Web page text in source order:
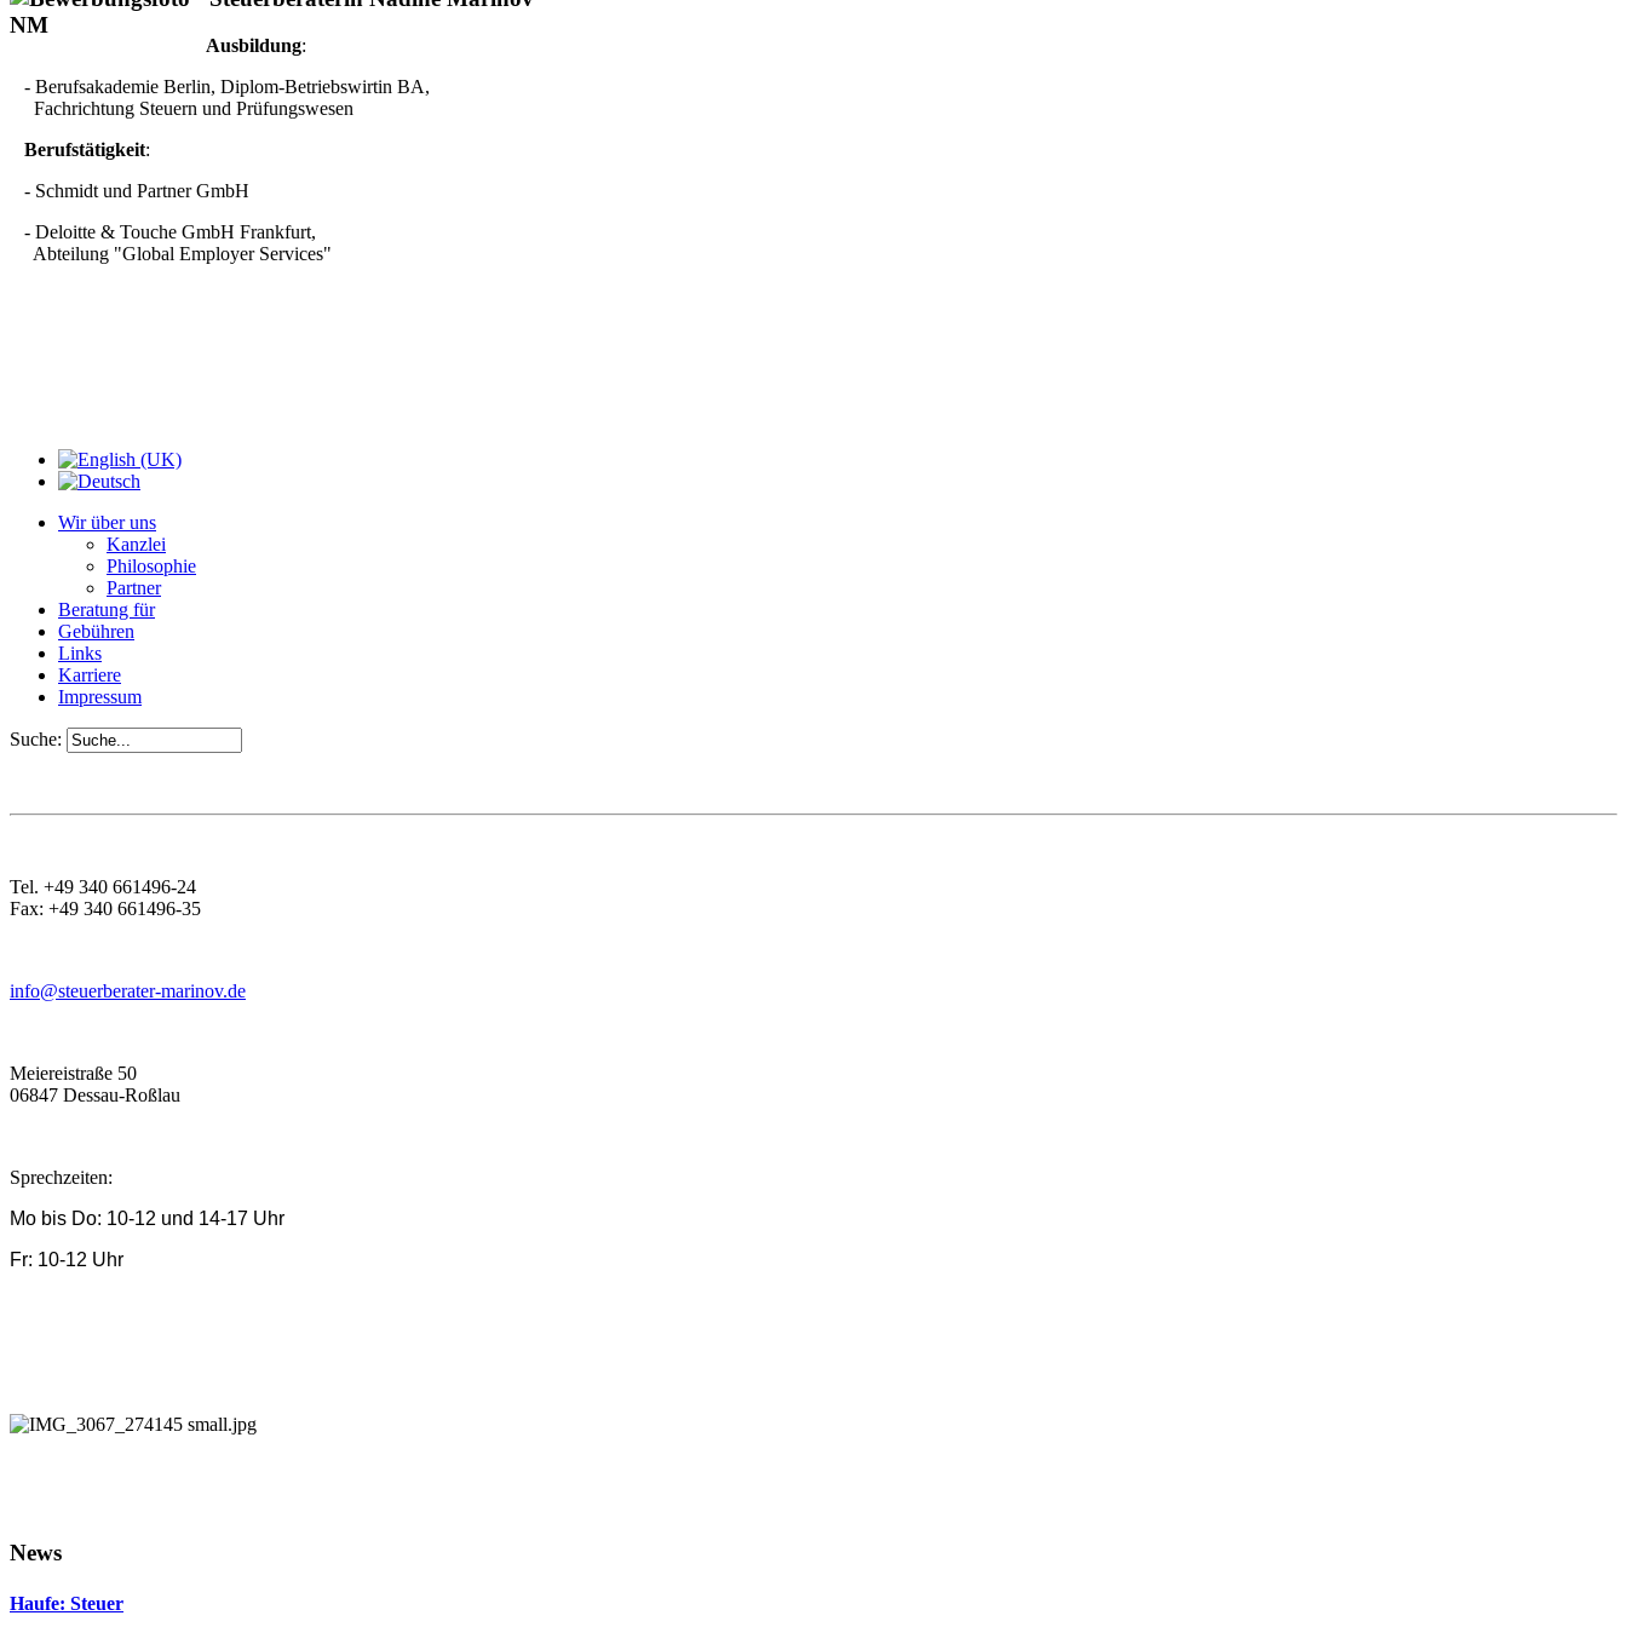
Ausbildung:
- Berufsakademie Berlin, Diplom-Betriebswirtin BA,
Fachrichtung Steuern und Prüfungswesen
Berufstätigkeit:
- Schmidt und Partner GmbH
- Deloitte & Touche GmbH Frankfurt,
Abteilung "Global Employer Services"
Wir über uns
Kanzlei
Philosophie
Partner
Beratung für
Gebühren
Links
Karriere
Impressum
Suche:
Tel. +49 340 661496-24
Fax: +49 340 661496-35
info@steuerberater-marinov.de
Meiereistraße 50
06847 Dessau-Roßlau
Sprechzeiten:
Mo bis Do: 10-12 und 14-17 Uhr
Fr: 10-12 Uhr
News
Haufe: Steuer